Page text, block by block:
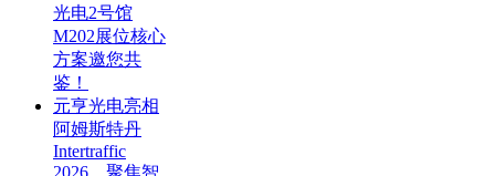
光电2号馆
M202展位核心
方案邀您共
鉴！
元亨光电亮相
阿姆斯特丹
Intertraffic
2026，聚焦智